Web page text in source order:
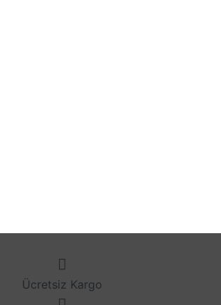
Ücretsiz Kargo